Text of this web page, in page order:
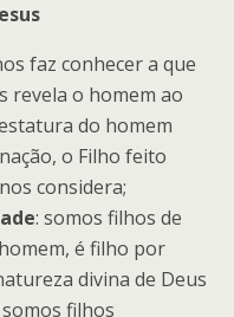
faz conhecer a que
revela o homem ao
do homem
o Filho feito
considera;
: somos filhos de
é filho por
divina de Deus
filhos